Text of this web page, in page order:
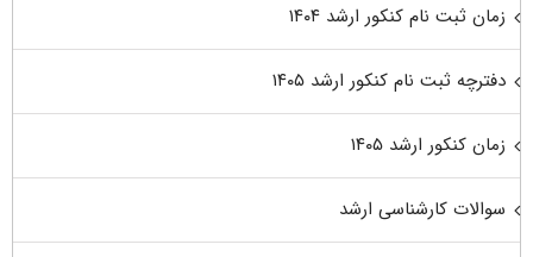
زمان ثبت نام کنکور ارشد ۱۴۰۴
دفترچه ثبت نام کنکور ارشد ۱۴۰۵
زمان کنکور ارشد ۱۴۰۵
سوالات کارشناسی ارشد